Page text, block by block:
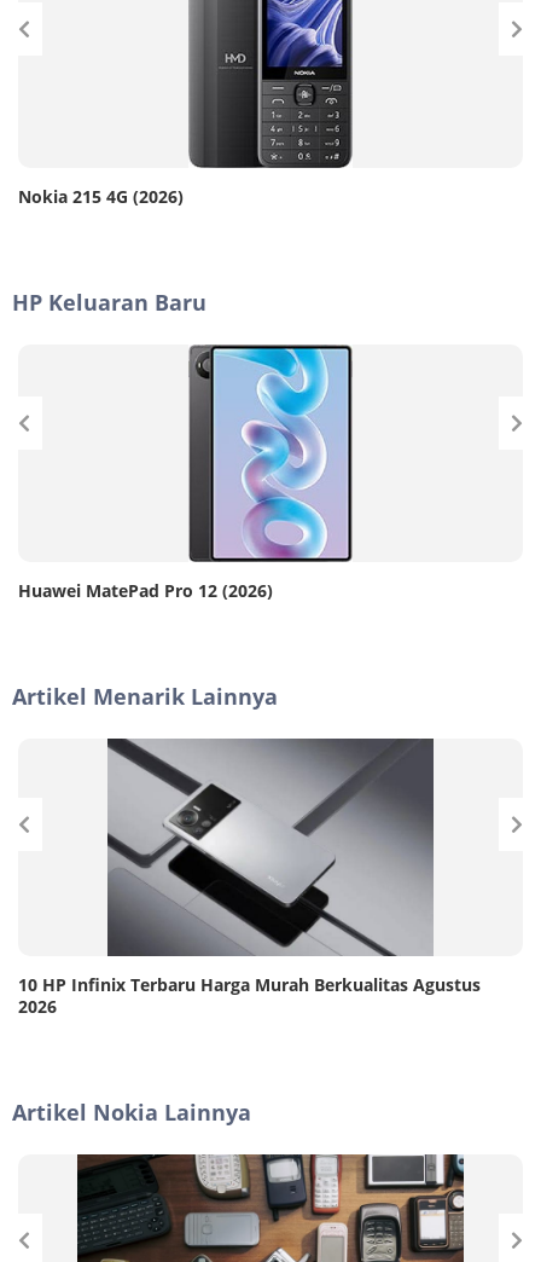
Nokia 215 4G (2026)
HP Keluaran Baru
Huawei MatePad Pro 12 (2026)
Artikel Menarik Lainnya
10 HP Infinix Terbaru Harga Murah Berkualitas Agustus
2026
Artikel Nokia Lainnya